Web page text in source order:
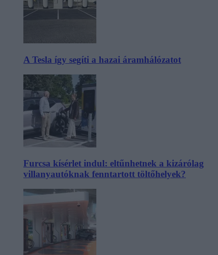
A Tesla így segíti a hazai áramhálózatot
Furcsa kísérlet indul: eltűnhetnek a kizárólag
villanyautóknak fenntartott töltőhelyek?